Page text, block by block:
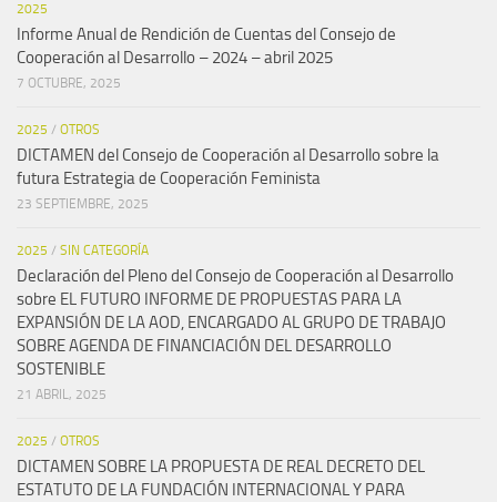
2025
Informe Anual de Rendición de Cuentas del Consejo de
Cooperación al Desarrollo – 2024 – abril 2025
7 OCTUBRE, 2025
2025 / OTROS
DICTAMEN del Consejo de Cooperación al Desarrollo sobre la
futura Estrategia de Cooperación Feminista
23 SEPTIEMBRE, 2025
2025 / SIN CATEGORÍA
Declaración del Pleno del Consejo de Cooperación al Desarrollo
sobre EL FUTURO INFORME DE PROPUESTAS PARA LA
EXPANSIÓN DE LA AOD, ENCARGADO AL GRUPO DE TRABAJO
SOBRE AGENDA DE FINANCIACIÓN DEL DESARROLLO
SOSTENIBLE
21 ABRIL, 2025
2025 / OTROS
DICTAMEN SOBRE LA PROPUESTA DE REAL DECRETO DEL
ESTATUTO DE LA FUNDACIÓN INTERNACIONAL Y PARA